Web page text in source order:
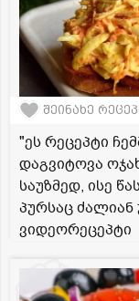
შეინახე
"ეს რეცეპტი
დაგვიტოვა
საუზმედ, ისე
პურსაც ძალიან
ვიდეორეცეპტი